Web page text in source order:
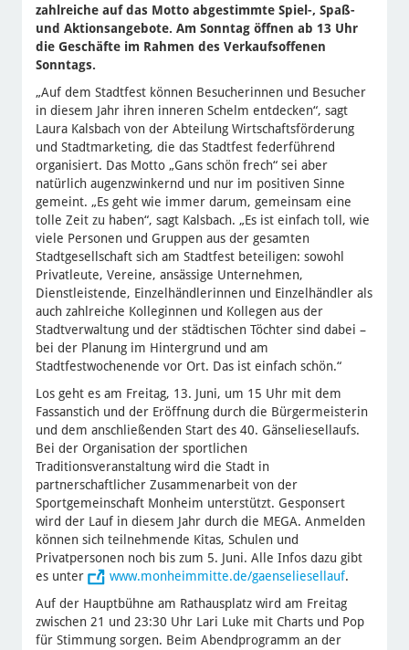
zahlreiche auf das Motto abgestimmte Spiel-, Spaß-
und Aktionsangebote. Am Sonntag öffnen ab 13 Uhr
die Geschäfte im Rahmen des Verkaufsoffenen
Sonntags.
„Auf dem Stadtfest können Besucherinnen und Besucher
in diesem Jahr ihren inneren Schelm entdecken“, sagt
Laura Kalsbach von der Abteilung Wirtschaftsförderung
und Stadtmarketing, die das Stadtfest federführend
organisiert. Das Motto „Gans schön frech“ sei aber
natürlich augenzwinkernd und nur im positiven Sinne
gemeint. „Es geht wie immer darum, gemeinsam eine
tolle Zeit zu haben“, sagt Kalsbach. „Es ist einfach toll, wie
viele Personen und Gruppen aus der gesamten
Stadtgesellschaft sich am Stadtfest beteiligen: sowohl
Privatleute, Vereine, ansässige Unternehmen,
Dienstleistende, Einzelhändlerinnen und Einzelhändler als
auch zahlreiche Kolleginnen und Kollegen aus der
Stadtverwaltung und der städtischen Töchter sind dabei –
bei der Planung im Hintergrund und am
Stadtfestwochenende vor Ort. Das ist einfach schön.“
Los geht es am Freitag, 13. Juni, um 15 Uhr mit dem
Fassanstich und der Eröffnung durch die Bürgermeisterin
und dem anschließenden Start des 40. Gänseliesellaufs.
Bei der Organisation der sportlichen
Traditionsveranstaltung wird die Stadt in
partnerschaftlicher Zusammenarbeit von der
Sportgemeinschaft Monheim unterstützt. Gesponsert
wird der Lauf in diesem Jahr durch die MEGA. Anmelden
können sich teilnehmende Kitas, Schulen und
Privatpersonen noch bis zum 5. Juni. Alle Infos dazu gibt
es unter
www.monheimmitte.de/gaenseliesellauf.
Auf der Hauptbühne am Rathausplatz wird am Freitag
zwischen 21 und 23:30 Uhr Lari Luke mit Charts und Pop
für Stimmung sorgen. Beim Abendprogramm an der